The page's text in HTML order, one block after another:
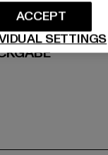
SETTINGS
ACCEPT